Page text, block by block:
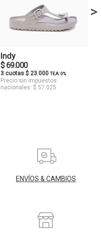
Indy
$ 69.000
3 cuotas $ 23.000 TEA: 0%
Precio sin impuestos
nacionales: $ 57.025
>
ENVÍOS & CAMBIOS